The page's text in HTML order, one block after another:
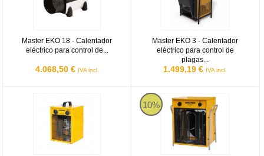
Master EKO 18 - Calentador
eléctrico para control de...
4.068,50 € IVA incl.
Master EKO 3 - Calentador
eléctrico para control de
plagas...
1.499,19 € IVA incl.
Calentador portátil eléctrico de aire Master B 3
10%
Calentador eléctrico trifásico